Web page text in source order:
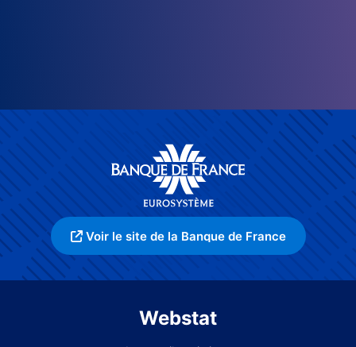
Voir le site de la Banque de France
Webstat